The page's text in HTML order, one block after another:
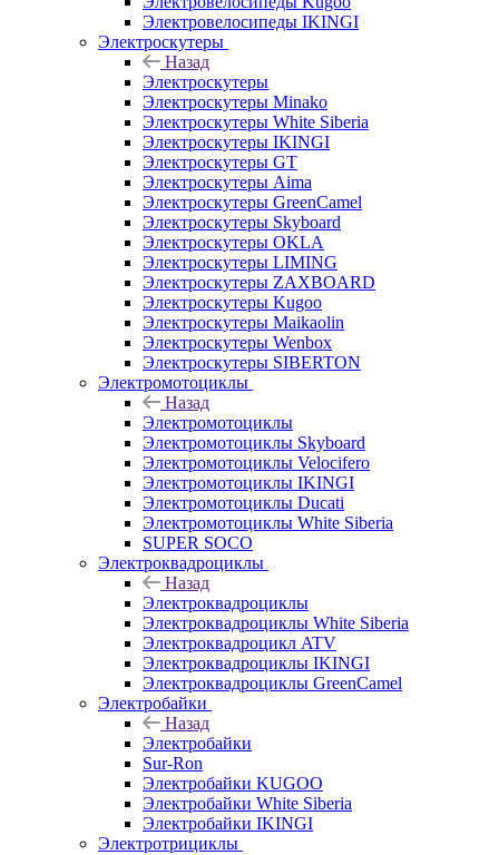
Электровелосипеды IKINGI
Электроскутеры
Назад
Электроскутеры
Электроскутеры Minako
Электроскутеры White Siberia
Электроскутеры IKINGI
Электроскутеры GT
Электроскутеры Aima
Электроскутеры GreenCamel
Электроскутеры Skyboard
Электроскутеры OKLA
Электроскутеры LIMING
Электроскутеры ZAXBOARD
Электроскутеры Kugoo
Электроскутеры Maikaolin
Электроскутеры Wenbox
Электроскутеры SIBERTON
Электромотоциклы
Назад
Электромотоциклы
Электромотоциклы Skyboard
Электромотоциклы Velocifero
Электромотоциклы IKINGI
Электромотоциклы Ducati
Электромотоциклы White Siberia
SUPER SOCO
Электроквадроциклы
Назад
Электроквадроциклы
Электроквадроциклы White Siberia
Электроквадроцикл ATV
Электроквадроциклы IKINGI
Электроквадроциклы GreenCamel
Электробайки
Назад
Электробайки
Sur-Ron
Электробайки KUGOO
Электробайки White Siberia
Электробайки IKINGI
Электротрициклы